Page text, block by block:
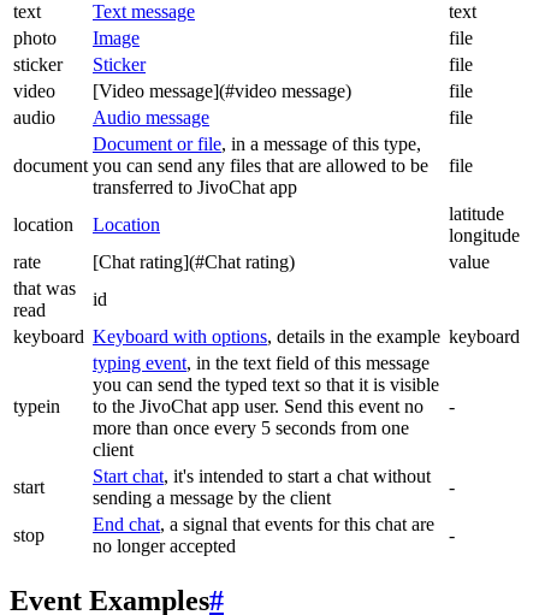
text
Text message
text
photo
Image
file
sticker
Sticker
file
video
[Video message](#video message)
file
audio
Audio message file
document
Document or file, in a message of this type,
you can send any files that are allowed to be
transferred to JivoChat app
file
location Location
latitude
longitude
rate
[Chat rating](#Chat rating)
value
that was
read
id
keyboard Keyboard with options, details in the example keyboard
typein
typing event, in the text field of this message
you can send the typed text so that it is visible
to the JivoChat app user. Send this event no
more than once every 5 seconds from one
client
-
start
Start chat, it's intended to start a chat without
sending a message by the client
-
stop
End chat, a signal that events for this chat are
no longer accepted
-
Event Examples#